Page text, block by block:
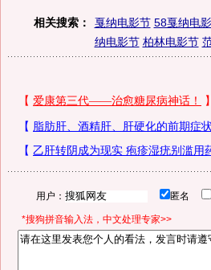
相关搜索： 戛纳电影节 58戛纳电
纳电影节 柏林电影节
用户： 匿名
*搜狗拼音输入法，中文处理专家>>